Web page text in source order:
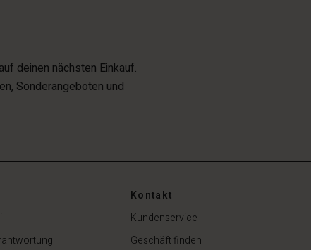
deinen nächsten Einkauf.
Sonderangeboten und
Kontakt
Kundenservice
Geschäft finden